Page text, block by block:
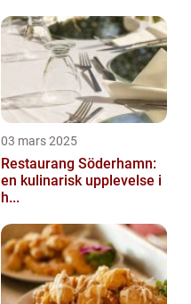
03 mars 2025
Restaurang Söderhamn:
en kulinarisk upplevelse i
h...